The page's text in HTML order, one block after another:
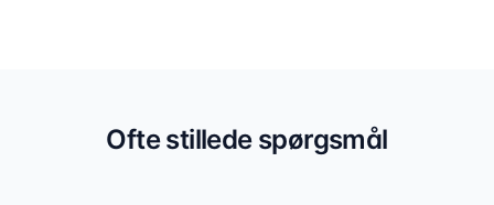
facaderOfte stillede spørgsmål